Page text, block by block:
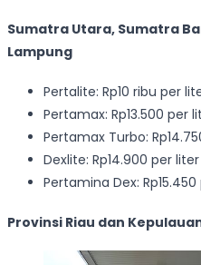
Sumatra Utara, Sumatra
Lampung
Pertalite: Rp10 ribu per
Pertamax: Rp13.500 per
Pertamax Turbo:
Dexlite: Rp14.900 per liter
Pertamina Dex:
Provinsi Riau dan